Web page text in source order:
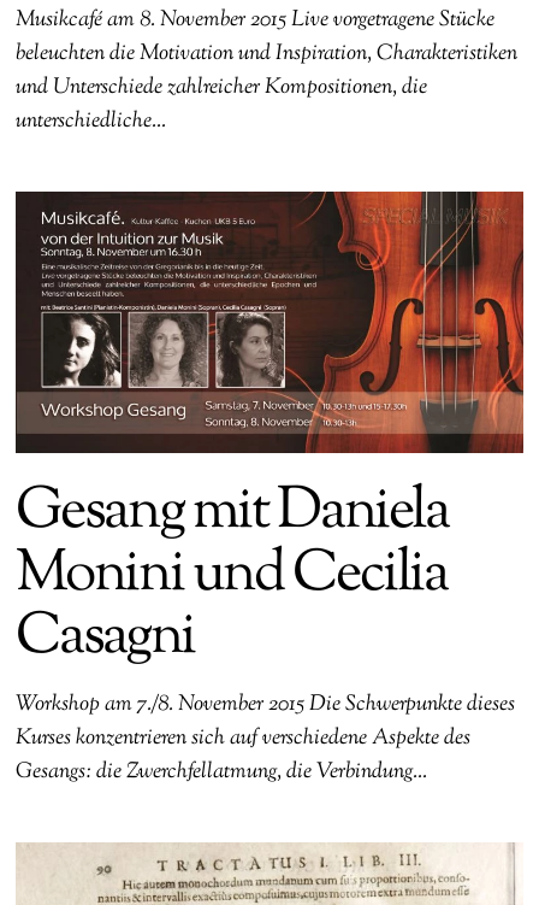
Musikcafé am 8. November 2015 Live vorgetragene Stücke
beleuchten die Motivation und Inspiration, Charakteristiken
und Unterschiede zahlreicher Kompositionen, die
unterschiedliche…
Gesang mit Daniela
Monini und Cecilia
Casagni
Workshop am 7./8. November 2015 Die Schwerpunkte dieses
Kurses konzentrieren sich auf verschiedene Aspekte des
Gesangs: die Zwerchfellatmung, die Verbindung…